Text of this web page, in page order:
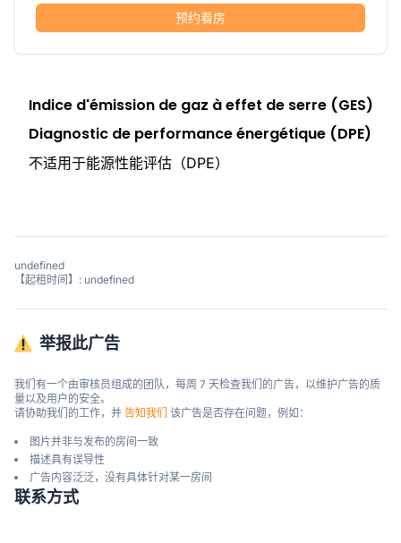
预约看房
Indice d'émission de gaz à effet de serre (GES)
Diagnostic de performance énergétique (DPE)
不适用于能源性能评估（DPE）
undefined
【起租时间】: undefined
举报此广告
我们有一个由审核员组成的团队，每周 7 天检查我们的广告，以维护广告的质
量以及用户的安全。
请协助我们的工作，并 告知我们 该广告是否存在问题，例如：
图片并非与发布的房间一致
描述具有误导性
广告内容泛泛，没有具体针对某一房间
联系方式